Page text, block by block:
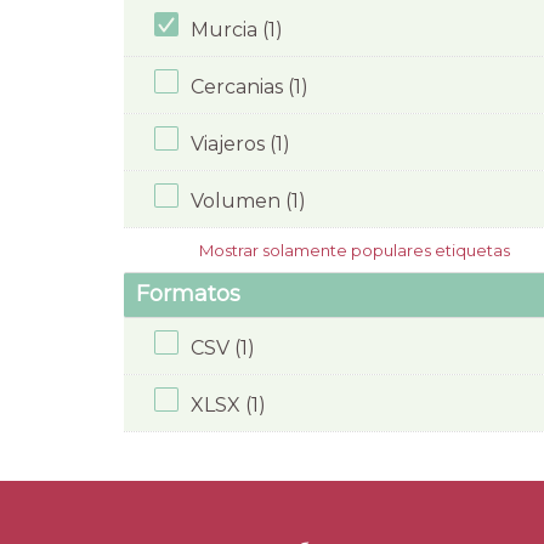
Murcia (1)
Cercanias (1)
Viajeros (1)
Volumen (1)
Mostrar solamente populares etiquetas
Formatos
CSV (1)
XLSX (1)